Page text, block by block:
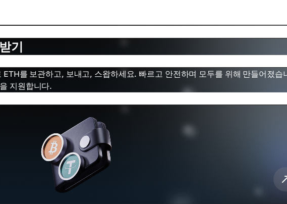
기
를 보관하고, 보내고, 스왑하세요. 빠르고 안전하며 모두를 위해 만들어졌습
지원합니다.